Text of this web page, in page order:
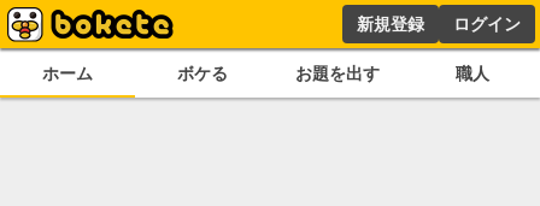
新規登録 ログイン
ホーム ボケる お題を出す 職人